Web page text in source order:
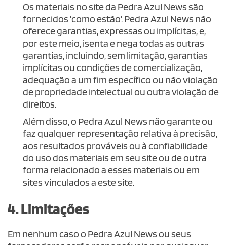
Os materiais no site da Pedra Azul News são
fornecidos 'como estão'. Pedra Azul News não
oferece garantias, expressas ou implícitas, e,
por este meio, isenta e nega todas as outras
garantias, incluindo, sem limitação, garantias
implícitas ou condições de comercialização,
adequação a um fim específico ou não violação
de propriedade intelectual ou outra violação de
direitos.
Além disso, o Pedra Azul News não garante ou
faz qualquer representação relativa à precisão,
aos resultados prováveis ou à confiabilidade
do uso dos materiais em seu site ou de outra
forma relacionado a esses materiais ou em
sites vinculados a este site.
4. Limitações
Em nenhum caso o Pedra Azul News ou seus